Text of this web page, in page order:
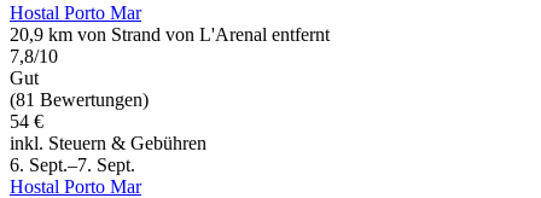
Hostal Porto Mar
20,9 km von Strand von L'Arenal entfernt
7,8/10
Gut
(81 Bewertungen)
54 €
inkl. Steuern & Gebühren
6. Sept.–7. Sept.
Hostal Porto Mar